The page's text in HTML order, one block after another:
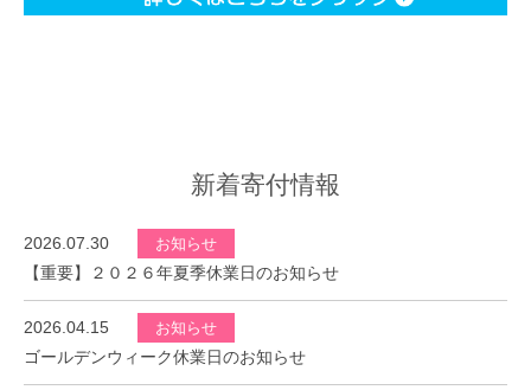
新着寄付情報
2026.07.30 お知らせ
【重要】２０２６年夏季休業日のお知らせ
2026.04.15 お知らせ
ゴールデンウィーク休業日のお知らせ